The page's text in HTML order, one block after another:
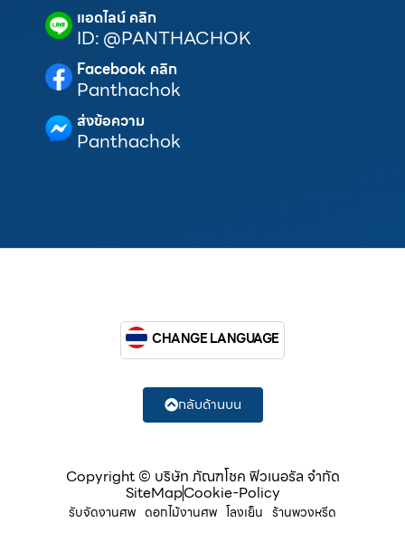
แอดไลน์ คลิก
ID: @PANTHACHOK
Facebook คลิก
Panthachok
ส่งข้อความ
Panthachok
Copyright © บริษัท ภัณฑโชค ฟิวเนอรัล จำกัด
SiteMapCookie-Policy
รับจัดงานศพ ดอกไม้งานศพ โลงเย็น ร้านพวงหรีด
CHANGE LANGUAGE
กลับด้านบน